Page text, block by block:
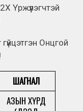
Үржүүлэгчтэй
Онцгой
ШАГНАЛ
АЗЫН ХҮРД